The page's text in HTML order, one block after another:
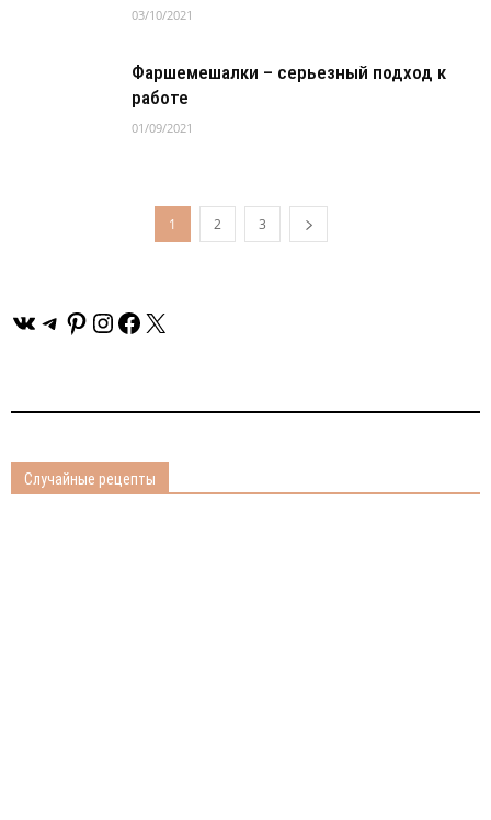
03/10/2021
Фаршемешалки – серьезный подход к
работе
01/09/2021
1 2 3
ВКонтакте
Telegram
Pinterest
Instagram
Facebook
X
Случайные рецепты